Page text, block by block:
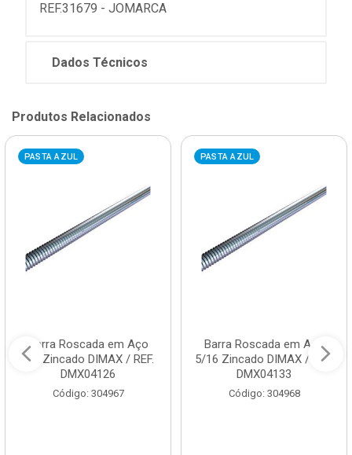
REF.31679 - JOMARCA
Dados Técnicos
Produtos Relacionados
PASTA AZUL
Barra Roscada em Aço
1/4 Zincado DIMAX / REF.
DMX04126
Código: 304967
PASTA AZUL
Barra Roscada em Aço
5/16 Zincado DIMAX / REF.
DMX04133
Código: 304968